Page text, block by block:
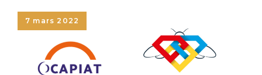
7 mars 2022